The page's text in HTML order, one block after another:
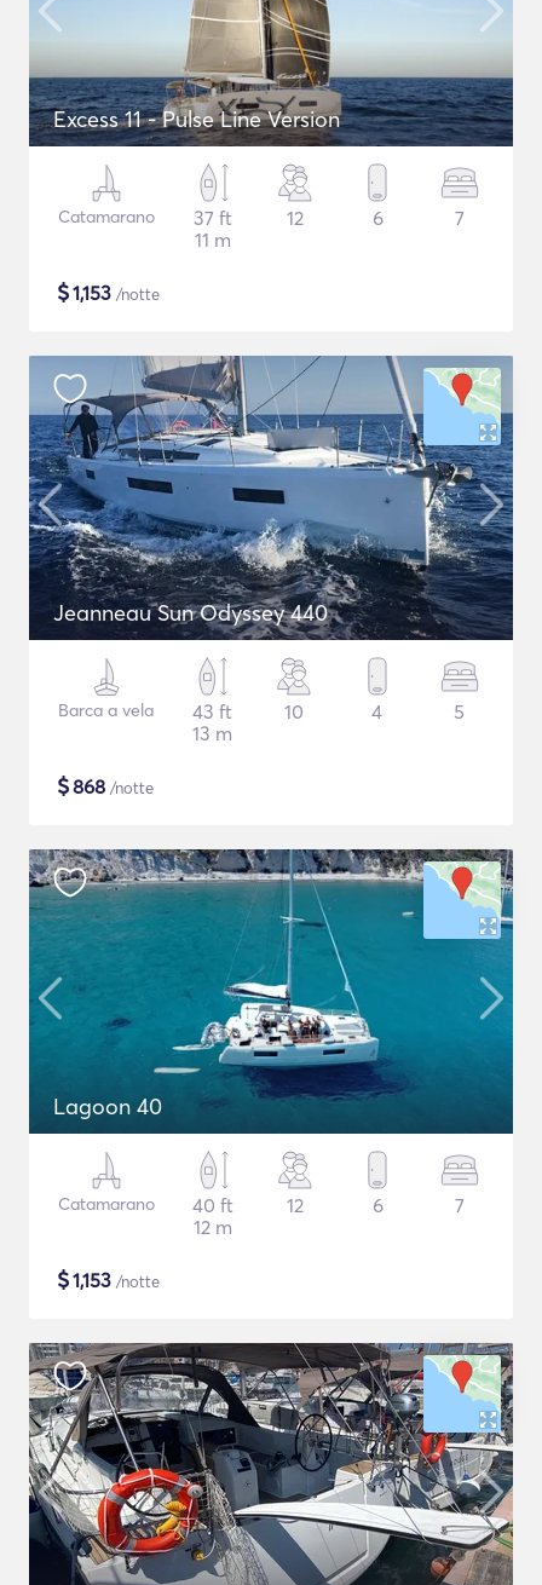
Excess 11 - Pulse Line Version
Catamarano
37 ft
11 m
12 6 7
$1,153 /notte
Jeanneau Sun Odyssey 440
Barca a vela
43 ft
13 m
10 4 5
$868 /notte
Lagoon 40
Catamarano
40 ft
12 m
12 6 7
$1,153 /notte